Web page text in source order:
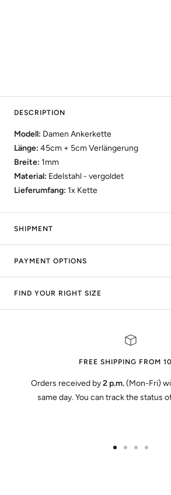
DESCRIPTION
Modell: Damen Ankerkette
Länge: 45cm + 5cm Verlängerung
Breite: 1mm
Material: Edelstahl - vergoldet
Lieferumfang: 1x Kette
SHIPMENT
PAYMENT OPTIONS
FIND YOUR RIGHT SIZE
FREE SHIPPING FROM
Orders received by2 p.m.(Mon-Fri)
same day. You can track the status